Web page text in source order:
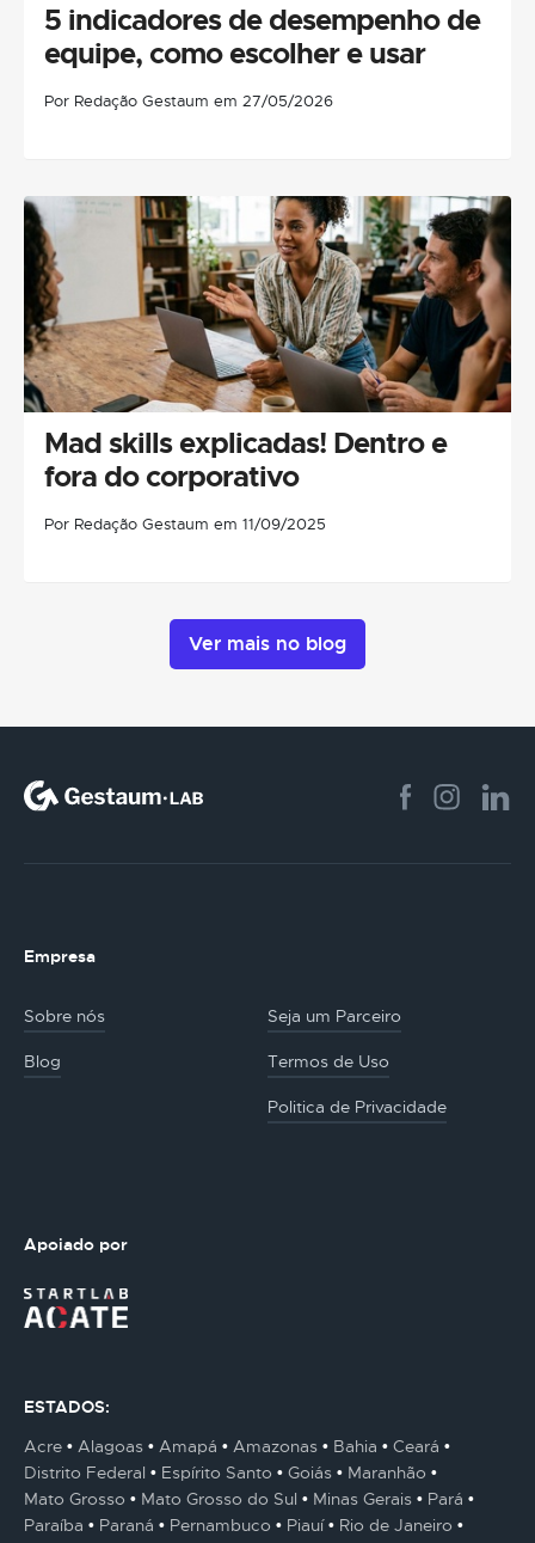
5 indicadores de desempenho de
equipe, como escolher e usar
Por Redação Gestaum em 27/05/2026
Mad skills explicadas! Dentro e
fora do corporativo
Por Redação Gestaum em 11/09/2025
Ver mais no blog
Empresa
Sobre nós Seja um Parceiro
Blog Termos de Uso
Politica de Privacidade
Apoiado por
ESTADOS:
Acre
Alagoas Amapá Amazonas Bahia
Ceará
Distrito Federal
Espírito Santo Goiás
Maranhão
Mato Grosso
Mato Grosso do Sul Minas Gerais
Pará
Paraíba
Paraná Pernambuco Piauí
Rio de Janeiro